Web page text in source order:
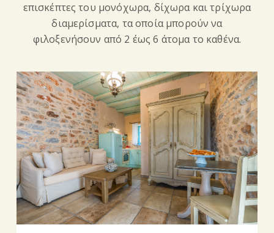
επισκέπτες του μονόχωρα, δίχωρα και τρίχωρα
διαμερίσματα, τα οποία μπορούν να
φιλοξενήσουν από 2 έως 6 άτομα το καθένα.